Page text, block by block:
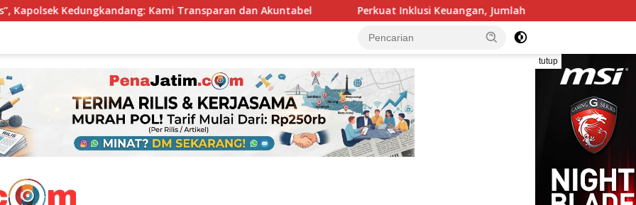
Kami Transparan dan Akuntabel Perkuat Inklusi Keuangan, Jumlah BRILink Agen di Region 13 Malang Capai 104
tutup